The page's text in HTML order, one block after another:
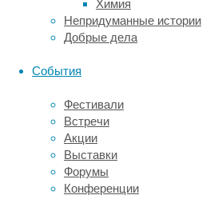
Химия
Непридуманные истории
Добрые дела
События
Фестивали
Встречи
Акции
Выставки
Форумы
Конференции
может
оказаться
действенным
лечения
Как
ожидается,
в
первых
в
мире